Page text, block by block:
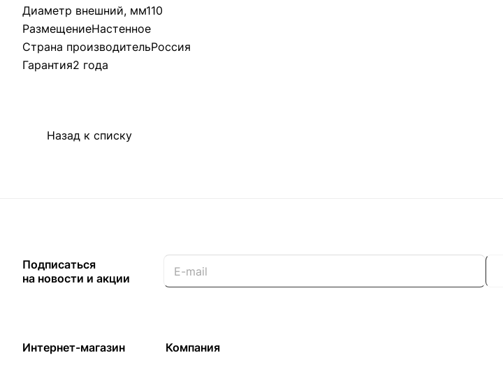
Диаметр внешний, мм110
РазмещениеНастенное
Страна производительРоссия
Гарантия2 года
Назад к списку
Подписаться
на новости и акции
Интернет-магазин Компания